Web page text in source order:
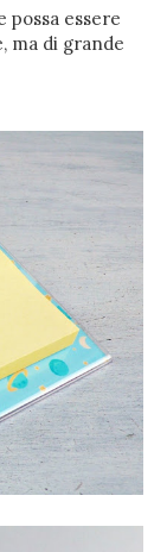
possa essere
ma di grande